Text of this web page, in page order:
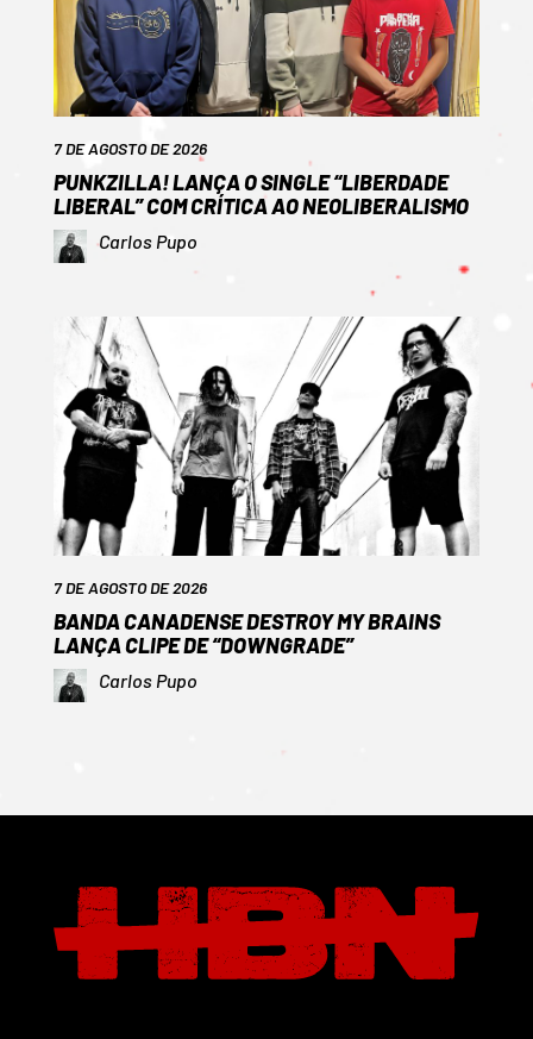
7 DE AGOSTO DE 2026
PUNKZILLA! LANÇA O SINGLE “LIBERDADE
LIBERAL” COM CRÍTICA AO NEOLIBERALISMO
Carlos Pupo
7 DE AGOSTO DE 2026
BANDA CANADENSE DESTROY MY BRAINS
LANÇA CLIPE DE “DOWNGRADE”
Carlos Pupo